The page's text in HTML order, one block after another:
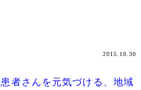
者さんを元気づける、地域
2015.10.30